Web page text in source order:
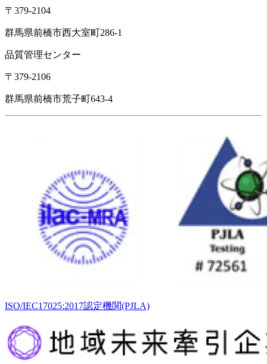
〒379-2104
群馬県前橋市西大室町286-1
品質管理センター
〒379-2106
群馬県前橋市荒子町643-4
ISO/IEC17025:2017認定機関(PJLA)